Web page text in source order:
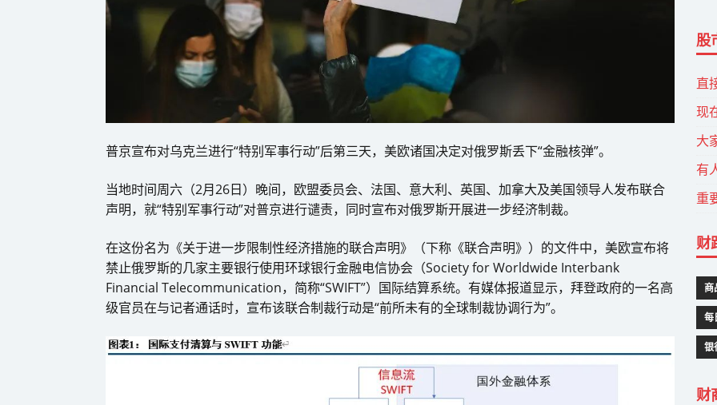
普京宣布对乌克兰进行“特别军事行动”后第三天，美欧诸国决定对俄罗斯丢下“金融核弹”。
当地时间周六（2月26日）晚间，欧盟委员会、法国、意大利、英国、加拿大及美国领导人发布联合
声明，就“特别军事行动”对普京进行谴责，同时宣布对俄罗斯开展进一步经济制裁。
在这份名为《关于进一步限制性经济措施的联合声明》（下称《联合声明》）的文件中，美欧宣布将
禁止俄罗斯的几家主要银行使用环球银行金融电信协会（Society for Worldwide Interbank
Financial Telecommunication，简称“SWIFT”）国际结算系统。有媒体报道显示，拜登政府的一名高
级官员在与记者通话时，宣布该联合制裁行动是“前所未有的全球制裁协调行为”。
股
直
现
大
有
重
财
商
每
银
财